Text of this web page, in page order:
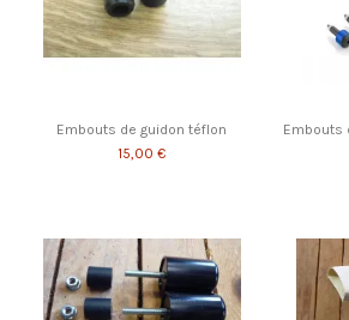
Embouts de guidon téflon
15,00 €
Embouts